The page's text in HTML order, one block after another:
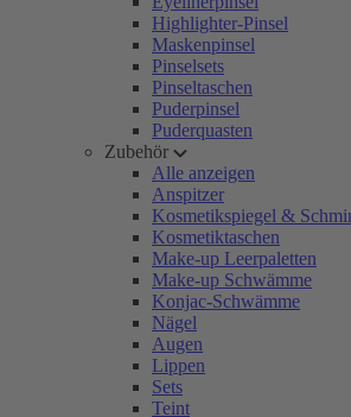
Highlighter-Pinsel
Maskenpinsel
Pinselsets
Pinseltaschen
Puderpinsel
Puderquasten
Zubehör
Alle anzeigen
Anspitzer
Kosmetikspiegel &
Kosmetiktaschen
Make-up Leerpaletten
Make-up Schwämme
Konjac-Schwämme
Nägel
Augen
Lippen
Sets
Teint